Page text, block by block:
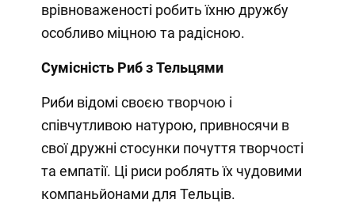
врівноваженості робить їхню дружбу
особливо міцною та радісною.
Сумісність Риб з Тельцями
Риби відомі своєю творчою і
співчутливою натурою, привносячи в
свої дружні стосунки почуття творчості
та емпатії. Ці риси роблять їх чудовими
компаньйонами для Тельців.